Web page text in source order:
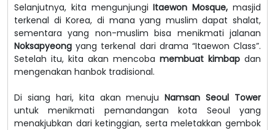
Selanjutnya, kita mengunjungiItaewon Mosque, masjid
terkenal di Korea, di mana yang muslim dapat shalat,
sementara yang non-muslim bisa menikmati jalanan
Noksapyeong yang terkenal dari drama “Itaewon Class”.
Setelah itu, kita akan mencoba membuat kimbap dan
mengenakan hanbok tradisional.
Di siang hari, kita akan menujuNamsan Seoul Tower
untuk menikmati pemandangan kota Seoul yang
menakjubkan dari ketinggian, serta meletakkan gembok